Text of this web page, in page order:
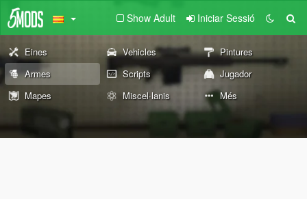
Show Adult Iniciar Sessió
Eines Vehicles
Pintures
Armes
Scripts
Jugador
Mapes
Miscel·lanis Més